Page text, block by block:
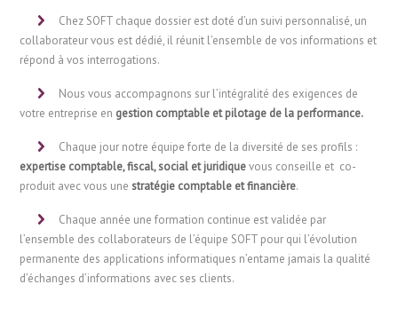
Chez SOFT chaque dossier est doté d’un suivi personnalisé, un
collaborateur vous est dédié, il réunit l’ensemble de vos informations et
répond à vos interrogations.
Nous vous accompagnons sur l’intégralité des exigences de
votre entreprise en gestion comptable et pilotage de la performance.
Chaque jour notre équipe forte de la diversité de ses profils :
expertise comptable, fiscal, social et juridiquevous conseille et co-
produit avec vous unestratégie comptable et financière.
Chaque année une formation continue est validée par
l’ensemble des collaborateurs de l’équipe SOFT pour qui l’évolution
permanente des applications informatiques n’entame jamais la qualité
d’échanges d’informations avec ses clients.